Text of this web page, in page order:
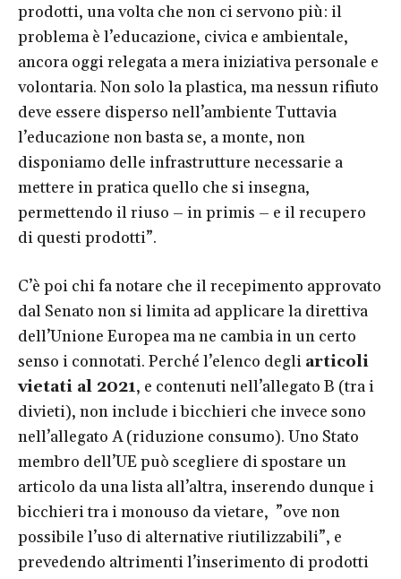
prodotti, una volta che non ci servono più: il
problema è l’educazione, civica e ambientale,
ancora oggi relegata a mera iniziativa personale e
volontaria. Non solo la plastica, ma nessun rifiuto
deve essere disperso nell’ambiente Tuttavia
l’educazione non basta se, a monte, non
disponiamo delle infrastrutture necessarie a
mettere in pratica quello che si insegna,
permettendo il riuso – in primis – e il recupero
di questi prodotti”.
C’è poi chi fa notare che il recepimento approvato
dal Senato non si limita ad applicare la direttiva
dell’Unione Europea ma ne cambia in un certo
senso i connotati. Perché l’elenco degli articoli
vietati al 2021, e contenuti nell’allegato B (tra i
divieti), non include i bicchieri che invece sono
nell’allegato A (riduzione consumo). Uno Stato
membro dell’UE può scegliere di spostare un
articolo da una lista all’altra, inserendo dunque i
bicchieri tra i monouso da vietare, ”ove non
possibile l’uso di alternative riutilizzabili”, e
prevedendo altrimenti l’inserimento di prodotti